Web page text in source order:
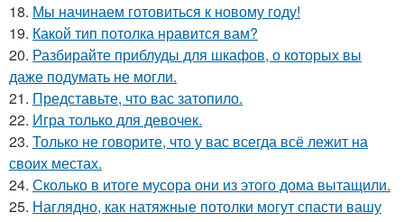
18. Мы начинаем готовиться к новому году!
19. Какой тип потолка нравится вам?
20. Разбирайте приблуды для шкафов, о которых вы
даже подумать не могли.
21. Представьте, что вас затопило.
22. Игра только для девочек.
23. Только не говорите, что у вас всегда всё лежит на
своих местах.
24. Сколько в итоге мусора они из этого дома вытащили.
25. Наглядно, как натяжные потолки могут спасти вашу